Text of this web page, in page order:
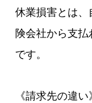
休業損害とは
険会社から支
です。
《請求先の違い